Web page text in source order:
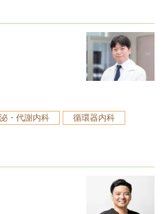
・代謝内科
循環器内科